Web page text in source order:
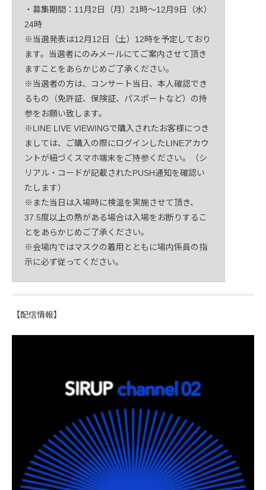
・募集期間：11月2日（月）21時〜12月9日（水）
24時
※当選発表は12月12日（土）12時を予定しており
ます。当選者にのみメールにてご案内させて頂き
ますことをあらかじめご了承ください。
※当選者の方は、コンサート当日、本人確認でき
るもの（免許証、保険証、パスポートなど）の持
参をお願い致します。
※LINE LIVE VIEWINGで購入されたお客様につき
ましては、ご購入の際にログインしたLINEアカウ
ントが紐づくスマホ端末をご持参ください。（シ
リアル・コードが記載されたPUSH通知を確認い
たします）
※また当日は入場時に検温を実施させて頂き、
37.5度以上の熱がある場合は入場をお断りするこ
とをあらかじめご了承ください。
※会場内ではマスクの着用とともに場内係員の指
示に必ず従ってください。
【配信情報】